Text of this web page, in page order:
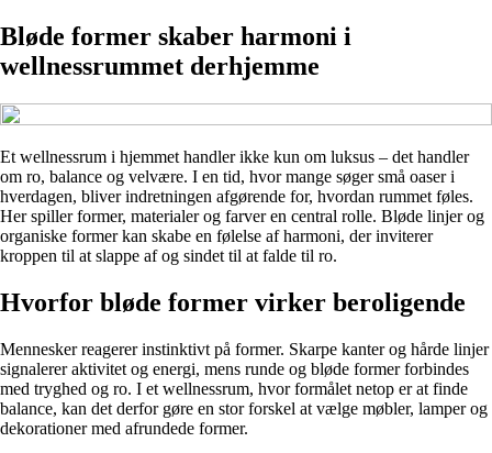
Bløde former skaber harmoni i
wellnessrummet derhjemme
Et wellnessrum i hjemmet handler ikke kun om luksus – det handler
om ro, balance og velvære. I en tid, hvor mange søger små oaser i
hverdagen, bliver indretningen afgørende for, hvordan rummet føles.
Her spiller former, materialer og farver en central rolle. Bløde linjer og
organiske former kan skabe en følelse af harmoni, der inviterer
kroppen til at slappe af og sindet til at falde til ro.
Hvorfor bløde former virker beroligende
Mennesker reagerer instinktivt på former. Skarpe kanter og hårde linjer
signalerer aktivitet og energi, mens runde og bløde former forbindes
med tryghed og ro. I et wellnessrum, hvor formålet netop er at finde
balance, kan det derfor gøre en stor forskel at vælge møbler, lamper og
dekorationer med afrundede former.